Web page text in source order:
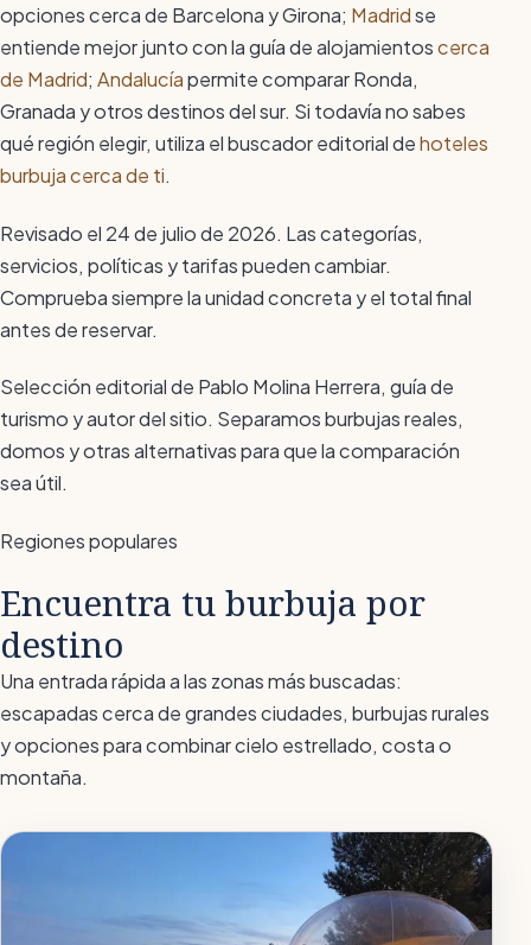
opciones cerca de Barcelona y Girona; Madridse
entiende mejor junto con la guía de alojamientoscerca
de Madrid; Andalucíapermite comparar Ronda,
Granada y otros destinos del sur. Si todavía no sabes
qué región elegir, utiliza el buscador editorial dehoteles
burbuja cerca de ti.
Revisado el 24 de julio de 2026. Las categorías,
servicios, políticas y tarifas pueden cambiar.
Comprueba siempre la unidad concreta y el total final
antes de reservar.
Selección editorial de Pablo Molina Herrera, guía de
turismo y autor del sitio. Separamos burbujas reales,
domos y otras alternativas para que la comparación
sea útil.
Regiones populares
Encuentra tu burbuja por
destino
Una entrada rápida a las zonas más buscadas:
escapadas cerca de grandes ciudades, burbujas rurales
y opciones para combinar cielo estrellado, costa o
montaña.